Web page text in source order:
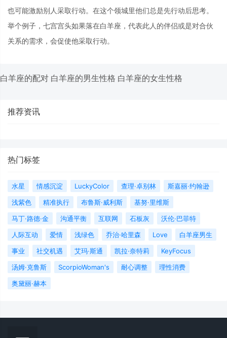
也可能激励别人采取行动。在这个领城里他们总是先行动后思考。
举个例子，七宫宫头如果落在白羊座，代表此人的伴侣或是对合伙
关系的需求，会促使他采取行动。
白羊座的配对 白羊座的男生性格 白羊座的女生性格
推荐资讯
热门标签
水星 情感沉淀 LuckyColor 查理·卓别林
斯嘉丽·约翰逊
浅紫色
精准执行 布鲁斯·威利斯
基努·里维斯
马丁·路德·金
沟通平衡 互联网 石板灰
沃伦·巴菲特
人际互动
爱情 浅绿色 乔治·哈里森 Love
白羊座男生
事业
社交机遇 艾玛·斯通 凯拉·奈特莉
KeyFocus
汤姆·克鲁斯
ScorpioWoman's 耐心调整
理性消费
奥黛丽·赫本